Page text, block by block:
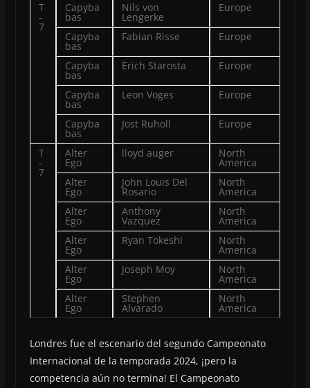
T
-
7
Capyba
bas
Nils von
Lengerke
Europe
Capyba
bas
Fabian Risse Europe
Capyba
bas
Erich Starosta Europe
Capyba
bas
Leon Voges Europe
Capyba
bas
Jost Ruholl Europe
T
-
7
Alter
Ego
lloyd auger North
America
Alter
Ego
John Louis Del
Rosario
North
America
Alter
Ego
Anthony
Vazquez
North
America
Alter
Ego
Ryan Tokeshi North
America
Alter
Ego
Joseph Moy North
America
Alter
Ego
Stephen
Alvarado
North
America
Londres fue el escenario del segundo Campeonato
Internacional de la temporada 2024, ¡pero la
competencia aún no termina! El Campeonato